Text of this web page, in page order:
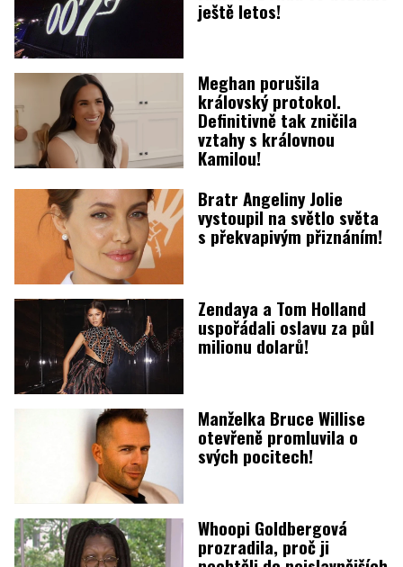
ještě letos!
Meghan porušila
královský protokol.
Definitivně tak zničila
vztahy s královnou
Kamilou!
Bratr Angeliny Jolie
vystoupil na světlo světa
s překvapivým přiznáním!
Zendaya a Tom Holland
uspořádali oslavu za půl
milionu dolarů!
Manželka Bruce Willise
otevřeně promluvila o
svých pocitech!
Whoopi Goldbergová
prozradila, proč ji